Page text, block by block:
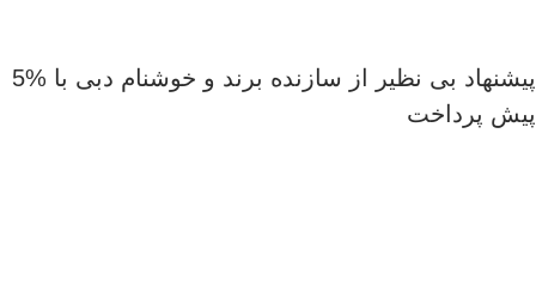
پیشنهاد بی نظیر از سازنده برند و خوشنام دبی با %5
پرداخت